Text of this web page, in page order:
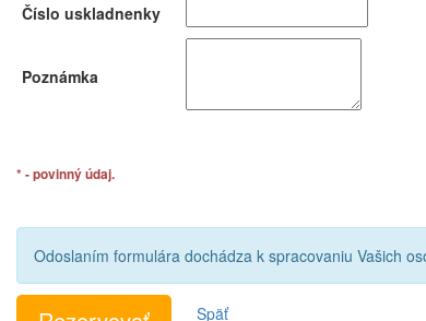
Číslo uskladnenky
Poznámka
* - povinný údaj.
Odoslaním formulára dochádza k spracovaniu Vašich
Späť